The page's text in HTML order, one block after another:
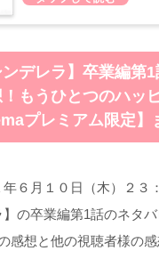
ンデレラ】卒業編第
もうひとつのハッ
プレミアム限定】
６月１０日（木）２３
の卒業編第1話のネタ
感想と他の視聴者様の